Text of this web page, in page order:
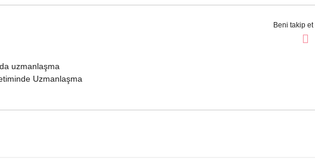
Beni takip et
uzmanlaşma
Uzmanlaşma